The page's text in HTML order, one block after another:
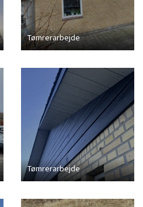
Tømrerarbejde
Tømrerarbejde